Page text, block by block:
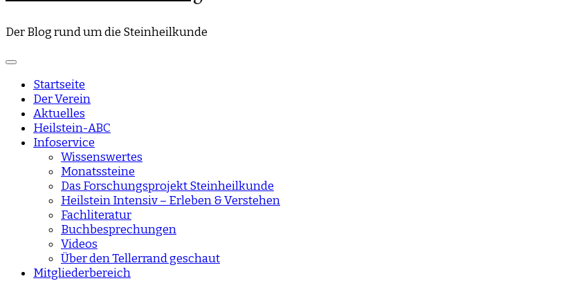
Der Blog rund um die Steinheilkunde
Startseite
Der Verein
Aktuelles
Heilstein-ABC
Infoservice
Wissenswertes
Monatssteine
Das Forschungsprojekt Steinheilkunde
Heilstein Intensiv – Erleben & Verstehen
Fachliteratur
Buchbesprechungen
Videos
Über den Tellerrand geschaut
Mitgliederbereich